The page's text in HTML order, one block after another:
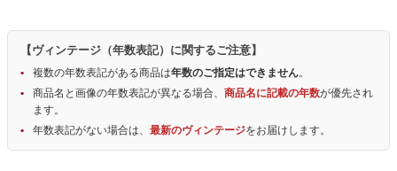
【ヴィンテージ（年数表記）に関するご注意】
複数の年数表記がある商品は年数のご指定はできません。
商品名と画像の年数表記が異なる場合、 商品名に記載の年数が優先され
ます。
年数表記がない場合は、 最新のヴィンテージをお届けします。